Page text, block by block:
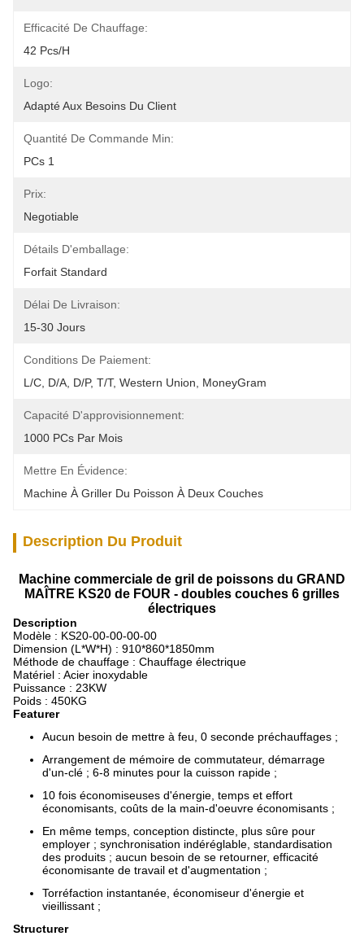
Efficacité De Chauffage:
42 Pcs/H
Logo:
Adapté Aux Besoins Du Client
Quantité De Commande Min:
PCs 1
Prix:
Negotiable
Détails D'emballage:
Forfait Standard
Délai De Livraison:
15-30 Jours
Conditions De Paiement:
L/C, D/A, D/P, T/T, Western Union, MoneyGram
Capacité D'approvisionnement:
1000 PCs Par Mois
Mettre En Évidence:
Machine À Griller Du Poisson À Deux Couches
Description Du Produit
Machine commerciale de gril de poissons du GRAND
MAÎTRE KS20 de FOUR - doubles couches 6 grilles
électriques
Description
Modèle : KS20-00-00-00-00
Dimension (L*W*H) : 910*860*1850mm
Méthode de chauffage : Chauffage électrique
Matériel : Acier inoxydable
Puissance : 23KW
Poids : 450KG
Featurer
Aucun besoin de mettre à feu, 0 seconde préchauffages ;
Arrangement de mémoire de commutateur, démarrage
d'un-clé ; 6-8 minutes pour la cuisson rapide ;
10 fois économiseuses d'énergie, temps et effort
économisants, coûts de la main-d'oeuvre économisants ;
En même temps, conception distincte, plus sûre pour
employer ; synchronisation indéréglable, standardisation
des produits ; aucun besoin de se retourner, efficacité
économisante de travail et d'augmentation ;
Torréfaction instantanée, économiseur d'énergie et
vieillissant ;
Structurer